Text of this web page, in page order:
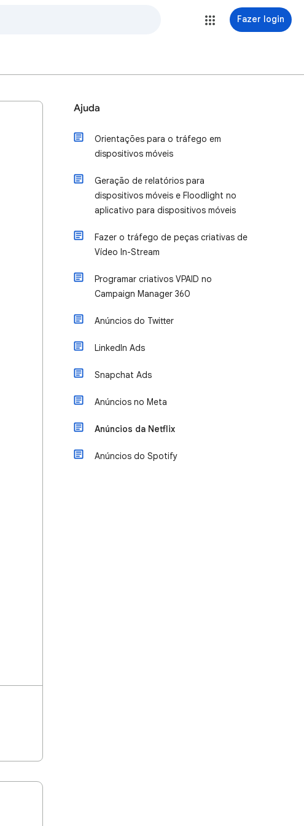
Fazer login
Ajuda
Orientações para o tráfego em
dispositivos móveis
Geração de relatórios para
dispositivos móveis e Floodlight no
aplicativo para dispositivos móveis
Fazer o tráfego de peças criativas de
Vídeo In-Stream
Programar criativos VPAID no
Campaign Manager 360
Anúncios do Twitter
LinkedIn Ads
Snapchat Ads
Anúncios no Meta
Anúncios da Netflix
Anúncios do Spotify